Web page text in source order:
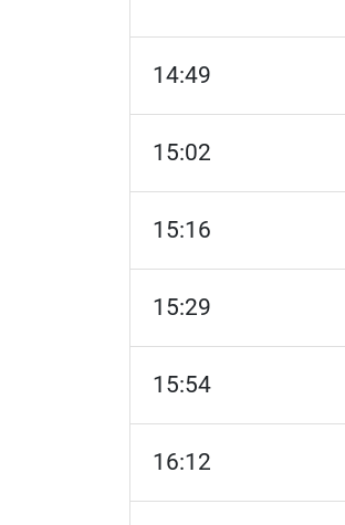
14:49
15:02
15:16
15:29
15:54
16:12